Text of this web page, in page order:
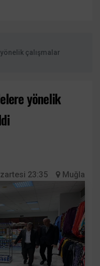
çalışmalar
yönelik
23:35 Muğla